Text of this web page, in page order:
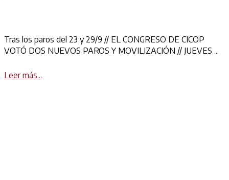
Tras los paros del 23 y 29/9 // EL CONGRESO DE CICOP
VOTÓ DOS NUEVOS PAROS Y MOVILIZACIÓN // JUEVES ...
Leer más...